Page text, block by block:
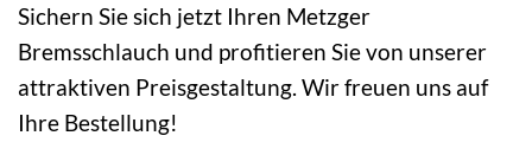
Sichern Sie sich jetzt Ihren Metzger
Bremsschlauch und profitieren Sie von unserer
attraktiven Preisgestaltung. Wir freuen uns auf
Ihre Bestellung!